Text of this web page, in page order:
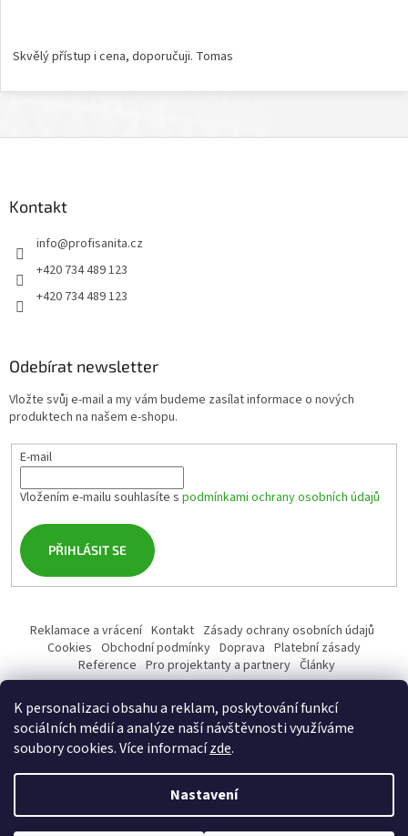
K personalizaci obsahu a reklam, poskytování funkcí
sociálních médií a analýze naší návštěvnosti využíváme
soubory cookies. Více informacízde.
Nastavení
Skvělý přístup i cena, doporučuji. Tomas
Kontakt
info@profisanita.cz
+420 734 489 123
+420 734 489 123
Odebírat newsletter
Vložte svůj e-mail a my vám budeme zasílat informace o nových
produktech na našem e-shopu.
E-mail
Vložením e-mailu souhlasíte s podmínkami ochrany osobních údajů
PŘIHLÁSIT SE
Reklamace a vrácení Kontakt Zásady ochrany osobních údajů
Cookies Obchodní podmínky Doprava Platební zásady
Reference Pro projektanty a partnery Články